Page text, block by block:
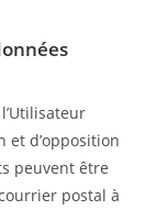
et d’opposition
peuvent être
postal à